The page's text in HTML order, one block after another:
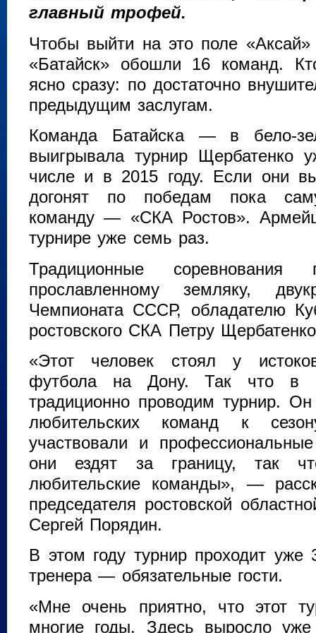
главный трофей.
Чтобы выйти на это поле
«Батайск» обошли 16 команд.
ясно сразу: по достаточно
предыдущим заслугам.
Команда Батайска — в бело-
выигрывала турнир Щербатенко
числе и в 2015 году. Если они
догонят по победам пока
команду — «СКА Ростов».
турнире уже семь раз.
Традиционные
прославленному земляку,
Чемпионата СССР, обладателю
ростовского СКА Петру
«Этот человек стоял у
футбола на Дону. Так что в
традиционно проводим турнир. Он
любительских команд к
участвовали и
они ездят за границу, так
любительские команды», —
председателя ростовской
Сергей Порядин.
В этом году турнир проходит уже
тренера — обязательные гости.
«Мне очень приятно, что этот
многие годы. Здесь выросло уже